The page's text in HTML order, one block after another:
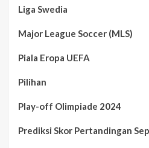
Liga Swedia
Major League Soccer (MLS)
Piala Eropa UEFA
Pilihan
Play-off Olimpiade 2024
Prediksi Skor Pertandingan